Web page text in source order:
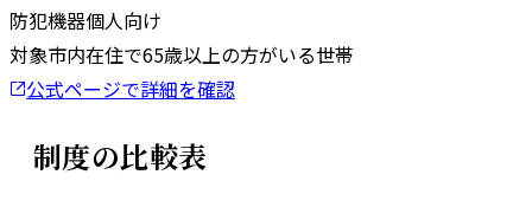
防犯機器個人向け
対象市内在住で65歳以上の方がいる世帯
公式ページで詳細を確認
制度の比較表